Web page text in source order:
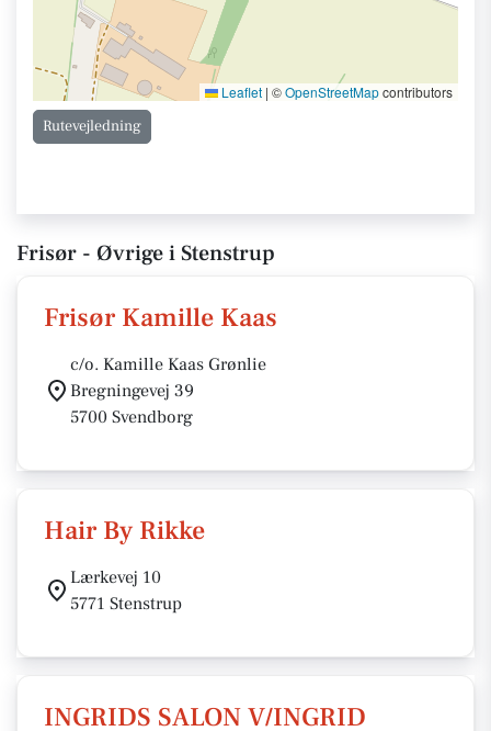
Leaflet | ©OpenStreetMapcontributors
Rutevejledning
Frisør - Øvrige i Stenstrup
Frisør Kamille Kaas
c/o. Kamille Kaas Grønlie
Bregningevej 39
5700 Svendborg
Hair By Rikke
Lærkevej 10
5771 Stenstrup
INGRIDS SALON V/INGRID